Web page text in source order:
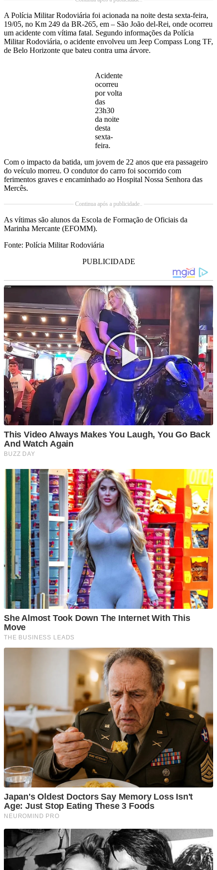
A Polícia Militar Rodoviária foi acionada na noite desta sexta-feira,
19/05, no Km 249 da BR-265, em – São João del-Rei, onde ocorreu
um acidente com vítima fatal. Segundo informações da Polícia
Militar Rodoviária, o acidente envolveu um Jeep Compass Long TF,
de Belo Horizonte que bateu contra uma árvore.
Acidente
ocorreu
por volta
das
23h30
da noite
desta
sexta-
feira.
Com o impacto da batida, um jovem de 22 anos que era passageiro
do veículo morreu. O condutor do carro foi socorrido com
ferimentos graves e encaminhado ao Hospital Nossa Senhora das
Mercês.
Continua após a publicidade..
As vítimas são alunos da Escola de Formação de Oficiais da
Marinha Mercante (EFOMM).
Fonte: Polícia Militar Rodoviária
PUBLICIDADE